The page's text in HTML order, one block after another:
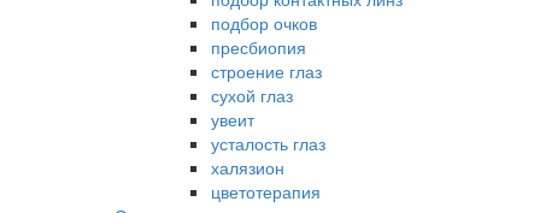
подбор очков
пресбиопия
строение глаз
сухой глаз
увеит
усталость глаз
халязион
цветотерапия